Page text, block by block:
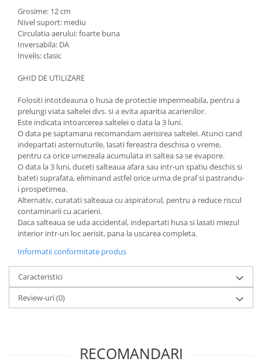
Skateboard
Scaune de biciclete copii
Baita, Igiena, Siguranta
Baie
Lenjerie mamici
Seturi de hranire
Joaca si sport exterior
Trambuline
Centre de joaca exterior
Patine de gheata
Patine gheata reglabile
Patine gheata fixe
Corturi si casute copii
Baschet
SANIUTE
Mese de Tenis
Articole de plaja
Grosime: 12 cm
Nivel suport: mediu
Circulatia aerului: foarte buna
Inversabila: DA
Invelis: clasic
GHID DE UTILIZARE
Folositi intotdeauna o husa de protectie impermeabila, pentru a
prelungi viata saltelei dvs. si a evita aparitia acarienilor.
Este indicata intoarcerea saltelei o data la 3 luni.
O data pe saptamana recomandam aerisirea saltelei. Atunci cand
indepartati asternuturile, lasati fereastra deschisa o vreme,
pentru ca orice umezeala acumulata in saltea sa se evapore.
O data la 3 luni, duceti salteaua afara sau intr-un spatiu deschis si
bateti suprafata, eliminand astfel orice urma de praf si pastrandu-
i prospetimea.
Alternativ, curatati salteaua cu aspiratorul, pentru a reduce riscul
contaminarii cu acarieni.
Daca salteaua se uda accidental, indepartati husa si lasati miezul
interior intr-un loc aerisit, pana la uscarea completa.
Informatii conformitate produs
Caracteristici
Review-uri(0)
RECOMANDARI